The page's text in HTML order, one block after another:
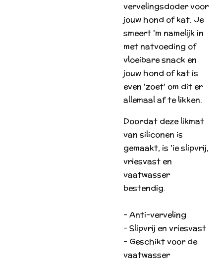
vervelingsdoder voor
jouw hond of kat. Je
smeert 'm namelijk in
met natvoeding of
vloeibare snack en
jouw hond of kat is
even 'zoet' om dit er
allemaal af te likken.
Doordat deze likmat
van siliconen is
gemaakt, is 'ie slipvrij,
vriesvast en
vaatwasser
bestendig.
- Anti-verveling
- Slipvrij en vriesvast
- Geschikt voor de
vaatwasser